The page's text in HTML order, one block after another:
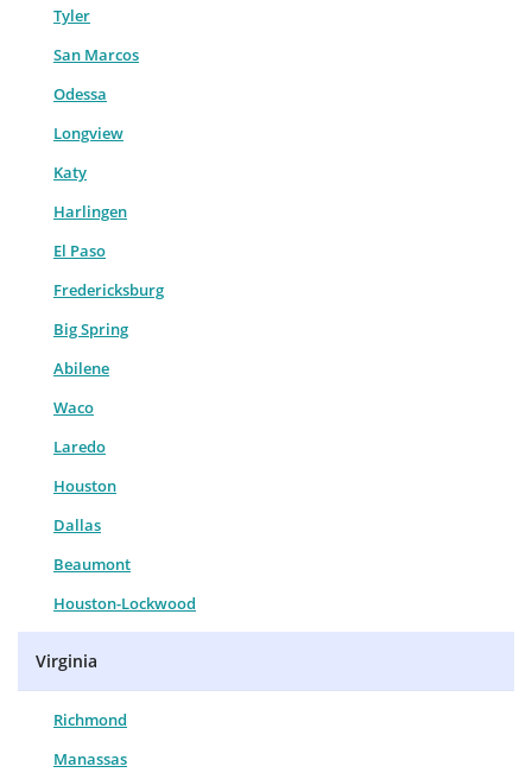
Tyler
San Marcos
Odessa
Longview
Katy
Harlingen
El Paso
Fredericksburg
Big Spring
Abilene
Waco
Laredo
Houston
Dallas
Beaumont
Houston-Lockwood
Virginia
Richmond
Manassas